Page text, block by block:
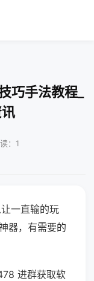
巧手法教程_
：1
一直输的玩
器，有需要的
进群获取软